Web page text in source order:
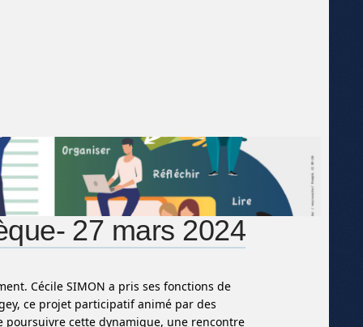
27 mars 2024
Cécile SIMON a pris ses fonctions de
ce projet participatif animé par des
poursuivre cette dynamique, une rencontre